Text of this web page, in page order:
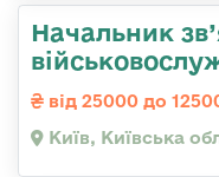
Начальник
від 25000 до
Київ, Київська